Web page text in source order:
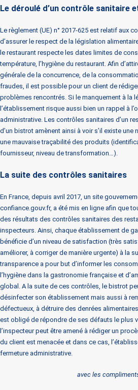
Le déroulé d’un contrôle sanitaire
Le règlement (UE) n° 2017-625 est relatif aux
d’assurer le respect de la législation
le restaurant respecte les dates limites de
température, l’hygiène du restaurant. Afin
générale de la concurrence, de la
fraudes, il est possible pour un client de
problèmes rencontrés. Si le manquement à la
l’établissement risque aussi bien un rappel à
administrative. Les contrôles sanitaires d’un
d’un bistrot amènent ainsi à voir s’il existe
une mauvaise traçabilité des produits
fournisseur, niveau de transformation…).
La suite des contrôles sanitaires
En France, depuis avril 2017, un site
confiance.gouv.fr, a été mis en ligne afin que
des résultats des contrôles sanitaires des
inspecteurs. Ainsi, chaque établissement de
bénéficie d’un niveau de satisfaction (très
améliorer, à corriger de manière urgente) à la
transparence a pour but d’informer les
l’hygiène dans la gastronomie française et
global. A la suite de ces contrôles, le bistrot
désinfecter son établissement mais aussi à
défectueux, à détruire des denrées
est obligé de répondre de ses défauts le plus
l’inspecteur peut être amené à rédiger un
du client est menacée et dans ce cas,
fermeture administrative.
avec les